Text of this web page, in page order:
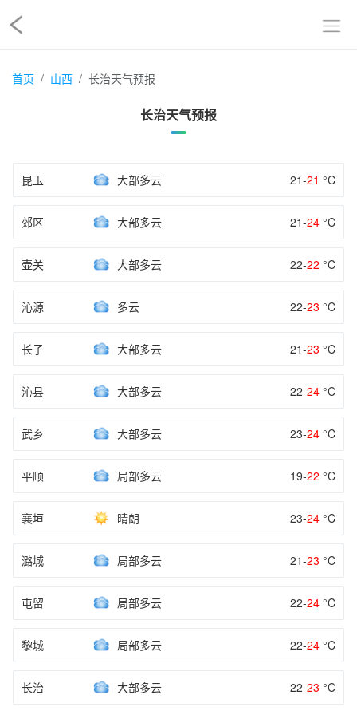
首页 山西 长治天气预报
长治天气预报
昆玉 大部多云 21-21 °C
郊区 大部多云 21-24 °C
壶关 大部多云 22-22 °C
沁源 多云 22-23 °C
长子 大部多云 21-23 °C
沁县 大部多云 22-24 °C
武乡 大部多云 23-24 °C
平顺 局部多云 19-22 °C
襄垣 晴朗 23-24 °C
潞城 局部多云 21-23 °C
屯留 局部多云 22-24 °C
黎城 局部多云 22-24 °C
长治 大部多云 22-23 °C